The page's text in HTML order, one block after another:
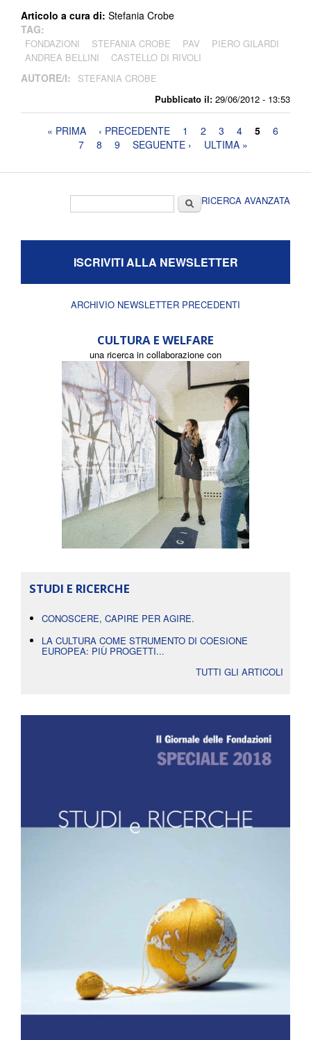
Pubblicato il: 29/06/2012 - 13:53
Articolo a cura di: Stefania Crobe
TAG:
FONDAZIONI STEFANIA CROBE PAV
PIERO GILARDI
ANDREA BELLINI
CASTELLO DI RIVOLI
AUTORE/I: STEFANIA CROBE
Pagine« PRIMA ‹ PRECEDENTE 1 2 3 4 5
6
7
8 9 SEGUENTE › ULTIMA »
CercaRICERCA AVANZATA
ISCRIVITI ALLA NEWSLETTER
ARCHIVIO NEWSLETTER PRECEDENTI
CULTURA E WELFARE
una ricerca in collaborazione con
STUDI E RICERCHE
CONOSCERE, CAPIRE PER AGIRE.
LA CULTURA COME STRUMENTO DI COESIONE
EUROPEA: PIÙ PROGETTI...
TUTTI GLI ARTICOLI